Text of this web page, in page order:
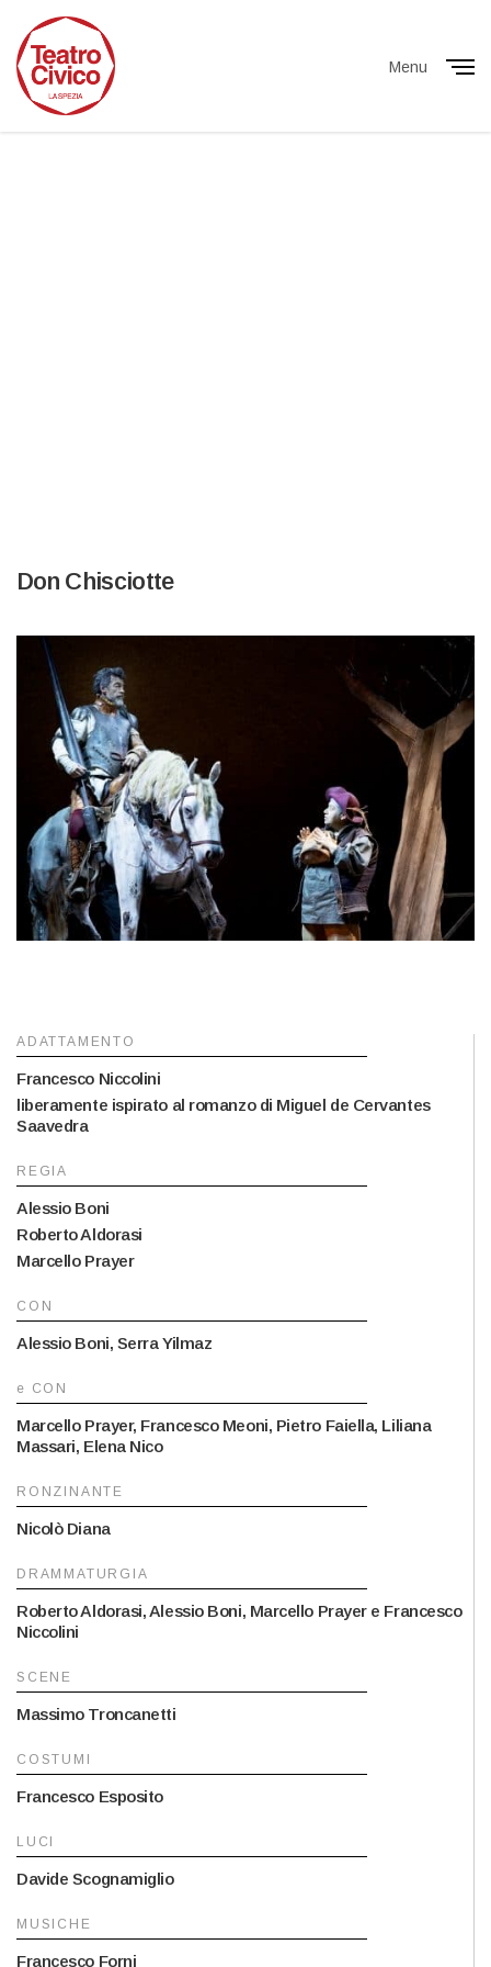
Menu
Don Chisciotte
ADATTAMENTO
Francesco Niccolini
liberamente ispirato al romanzo di Miguel de Cervantes
Saavedra
REGIA
Alessio Boni
Roberto Aldorasi
Marcello Prayer
CON
Alessio Boni, Serra Yilmaz
e CON
Marcello Prayer, Francesco Meoni, Pietro Faiella, Liliana
Massari, Elena Nico
RONZINANTE
Nicolò Diana
DRAMMATURGIA
Roberto Aldorasi, Alessio Boni, Marcello Prayer e Francesco
Niccolini
SCENE
Massimo Troncanetti
COSTUMI
Francesco Esposito
LUCI
Davide Scognamiglio
MUSICHE
Francesco Forni